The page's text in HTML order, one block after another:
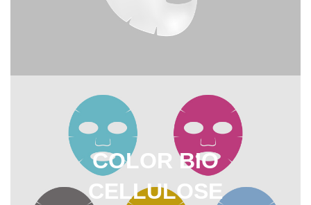
COLOR BIO
CELLULOSE